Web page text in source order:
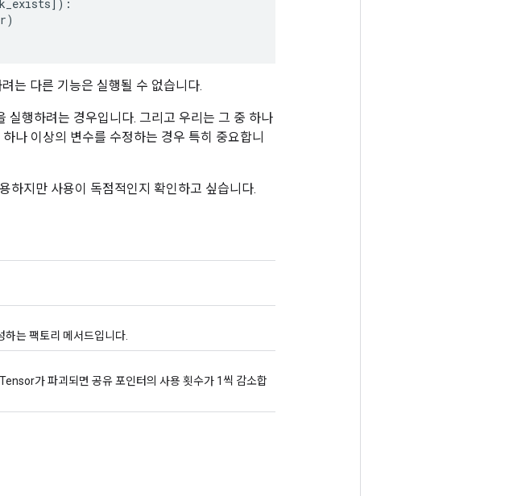
):
r)
는 다른 기능은 실행될 수 없습니다.
실행하려는 경우입니다. 그리고 우리는 그 중 하나
나 이상의 변수를 수정하는 경우 특히 중요합니
하지만 사용이 독점적인지 확인하고 싶습니다.
는 팩토리 메서드입니다.
가 파괴되면 공유 포인터의 사용 횟수가 1씩 감소합